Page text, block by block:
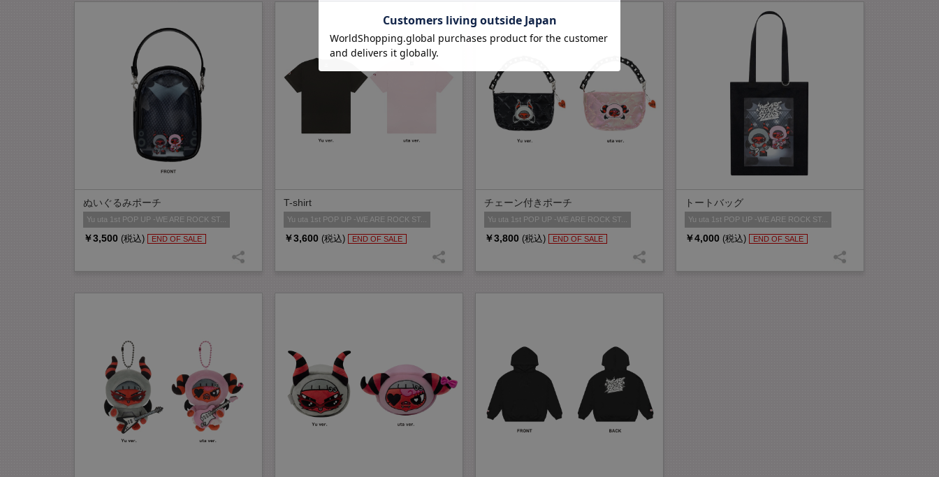
ぬいぐるみポーチ
Yu uta 1st POP UP -WE ARE ROCK ST...
￥3,500 (税込) END OF SALE
T-shirt
Yu uta 1st POP UP -WE ARE ROCK ST...
￥3,600 (税込) END OF SALE
チェーン付きポーチ
Yu uta 1st POP UP -WE ARE ROCK ST...
￥3,800 (税込) END OF SALE
トートバッグ
Yu uta 1st POP UP -WE ARE ROCK ST...
￥4,000 (税込) END OF SALE